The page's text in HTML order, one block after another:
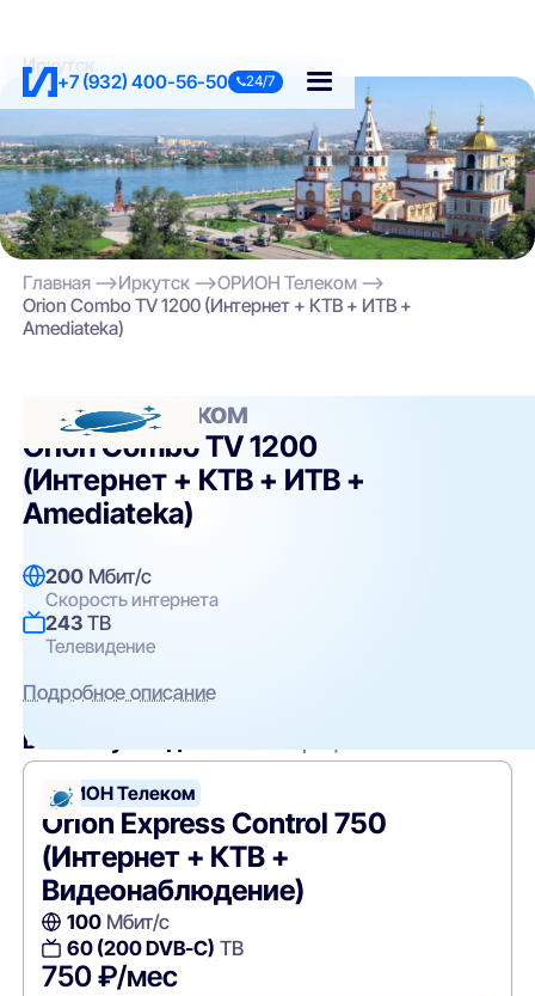
+7 (932) 400-56-50 24/7
Иркутск
Главная Иркутск
ОРИОН Телеком
Orion Combo TV 1200 (Интернет + КТВ + ИТВ +
Amediateka)
ОРИОН Телеком
Orion Combo TV 1200
(Интернет + КТВ + ИТВ +
Amediateka)
200 Мбит/с
Скорость интернета
243 ТВ
Телевидение
Подробное описание
Вам могут подойти
ОРИОН Телеком
Orion Express Control 750
(Интернет + КТВ +
Видеонаблюдение)
100Мбит/с
60 (200 DVB-C) ТВ
750 ₽/мес